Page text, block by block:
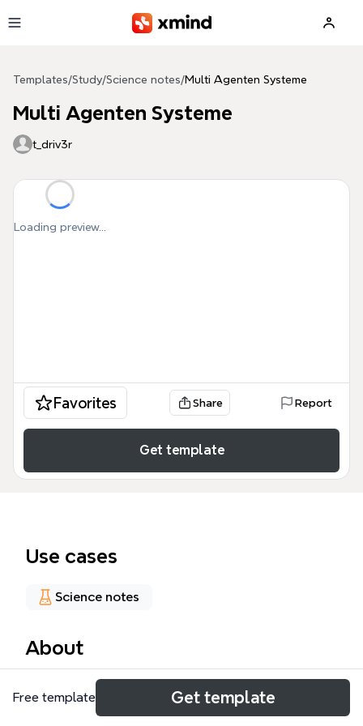
Templates/Study/Science notes/Multi Agenten Systeme
Multi Agenten Systeme
t_driv3r
Loading preview...
Favorites Share Report
Get template
Use cases
Science notes
About
Das 'Multi Agenten Systeme' Mindmap-Template
bietet eine strukturierte Übersicht über Definition
Free template Get template